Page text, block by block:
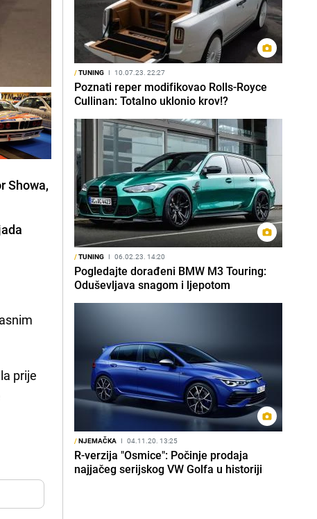
Showa,
prije
/TUNING I 10.07.23. 22:27
Poznati reper modifikovao Rolls-Royce
Cullinan: Totalno uklonio krov!?
/TUNING I 06.02.23. 14:20
Pogledajte dorađeni BMW M3 Touring:
Oduševljava snagom i ljepotom
/NJEMAČKA I 04.11.20. 13:25
R-verzija "Osmice": Počinje prodaja
najjačeg serijskog VW Golfa u historiji